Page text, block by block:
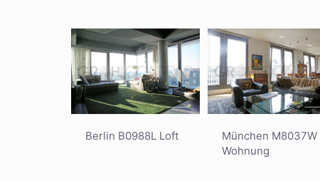
Berlin B0988L Loft
München M8037W
Wohnung